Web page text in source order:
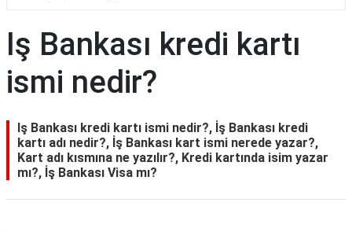
Iş Bankası kredi kartı
ismi nedir?
Iş Bankası kredi kartı ismi nedir?, İş Bankası kredi
kartı adı nedir?, İş Bankası kart ismi nerede yazar?,
Kart adı kısmına ne yazılır?, Kredi kartında isim yazar
mı?, İş Bankası Visa mı?